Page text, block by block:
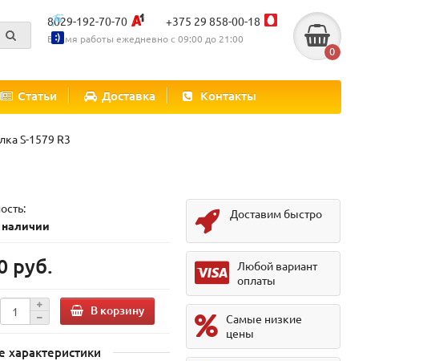
8029-192-70-70 +375 29 858-00-18
Время работы ежедневно с 09:00 до 21:00
0
Статьи Доставка Контакты
S-1579 R3
наличии
руб.
В корзину
характеристики
Доставим быстро
Любой вариант
оплаты
Самые низкие
цены